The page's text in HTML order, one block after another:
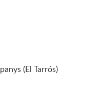
(El Tarrós)